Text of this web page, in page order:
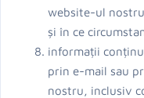
website-ul
și în ce
informații
prin e-mail sau
nostru, inclusiv